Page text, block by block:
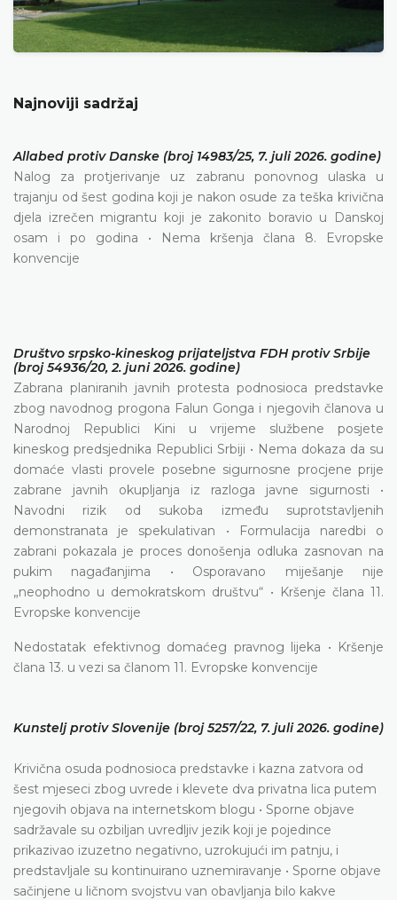
Najnoviji sadržaj
Allabed protiv Danske (broj 14983/25, 7. juli 2026. godine)
Nalog za protjerivanje uz zabranu ponovnog ulaska u
trajanju od šest godina koji je nakon osude za teška krivična
djela izrečen migrantu koji je zakonito boravio u Danskoj
osam i po godina • Nema kršenja člana 8. Evropske
konvencije
Društvo srpsko-kineskog prijateljstva FDH protiv Srbije
(broj 54936/20, 2. juni 2026. godine)
Zabrana planiranih javnih protesta podnosioca predstavke
zbog navodnog progona Falun Gonga i njegovih članova u
Narodnoj Republici Kini u vrijeme službene posjete
kineskog predsjednika Republici Srbiji • Nema dokaza da su
domaće vlasti provele posebne sigurnosne procjene prije
zabrane javnih okupljanja iz razloga javne sigurnosti •
Navodni rizik od sukoba između suprotstavljenih
demonstranata je spekulativan • Formulacija naredbi o
zabrani pokazala je proces donošenja odluka zasnovan na
pukim nagađanjima • Osporavano miješanje nije
„neophodno u demokratskom društvu“ • Kršenje člana 11.
Evropske konvencije
Nedostatak efektivnog domaćeg pravnog lijeka • Kršenje
člana 13. u vezi sa članom 11. Evropske konvencije
Kunstelj protiv Slovenije (broj 5257/22, 7. juli 2026. godine)
Krivična osuda podnosioca predstavke i kazna zatvora od
šest mjeseci zbog uvrede i klevete dva privatna lica putem
njegovih objava na internetskom blogu • Sporne objave
sadržavale su ozbiljan uvredljiv jezik koji je pojedince
prikazivao izuzetno negativno, uzrokujući im patnju, i
predstavljale su kontinuirano uznemiravanje • Sporne objave
sačinjene u ličnom svojstvu van obavljanja bilo kakve